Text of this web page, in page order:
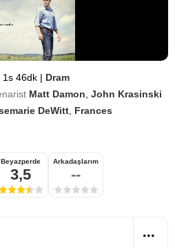
1s 46dk | Dram
Matt Damon John Krasinski
DeWitt Frances
Beyazperde
3,5
Arkadaşlarım
--